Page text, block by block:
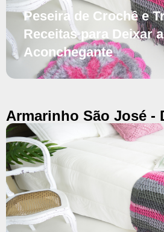
Peseira de Crochê e
Receitas para Deixar
Aconchegante
Armarinho São José -